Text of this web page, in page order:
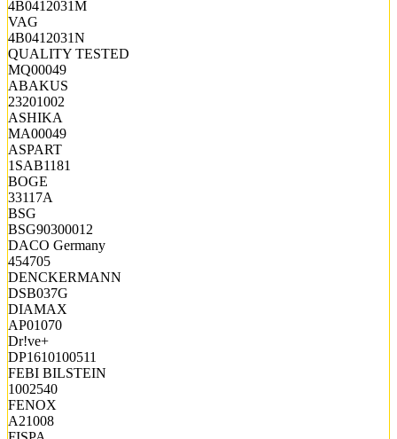
4B0412031M
VAG
4B0412031N
QUALITY TESTED
MQ00049
ABAKUS
23201002
ASHIKA
MA00049
ASPART
1SAB1181
BOGE
33117A
BSG
BSG90300012
DACO Germany
454705
DENCKERMANN
DSB037G
DIAMAX
AP01070
Dr!ve+
DP1610100511
FEBI BILSTEIN
1002540
FENOX
A21008